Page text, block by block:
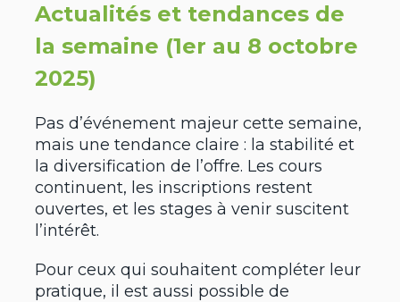
Actualités et tendances de
la semaine (1er au 8 octobre
2025)
Pas d’événement majeur cette semaine,
mais une tendance claire : la stabilité et
la diversification de l’offre. Les cours
continuent, les inscriptions restent
ouvertes, et les stages à venir suscitent
l’intérêt.
Pour ceux qui souhaitent compléter leur
pratique, il est aussi possible de